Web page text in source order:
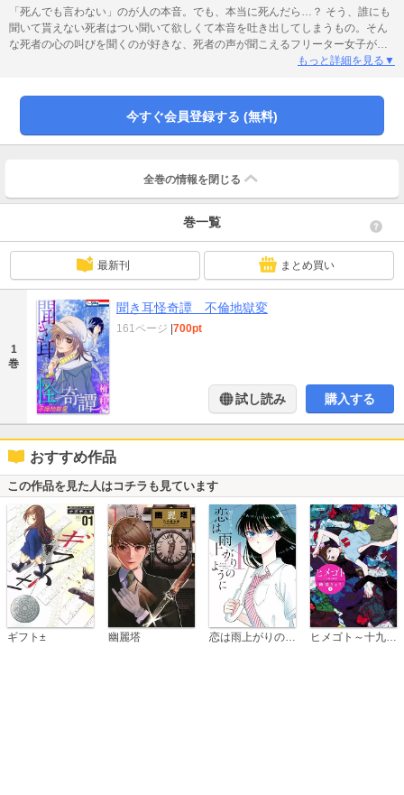
「死んでも言わない」のが人の本音。でも、本当に死んだら…？ そう、誰にも
聞いて貰えない死者はつい聞いて欲しくて本音を吐き出してしまうもの。そん
な死者の心の叫びを聞くのが好きな、死者の声が聞こえるフリーター女子が聞
く、不倫地獄に落ちた死者たちの慟哭の数々。フリーター女子の謎が明かされ
ルキー Vol.14，19，22，23に掲載された「ずるい男」「美しい母」「最悪な恋
人」「不機嫌な妻」を収録しています)
もっと詳細を見る▼
今すぐ会員登録する (無料)
全巻の情報を 閉じる
巻一覧
最新刊 まとめ買い
1
巻
聞き耳怪奇譚 不倫地獄変
161ページ 700pt
試し読み 購入する
おすすめ作品
この作品を見た人はコチラも見ています
ギフト± 幽麗塔 恋は雨上がりのように ヒメゴト～十九歳の制服～